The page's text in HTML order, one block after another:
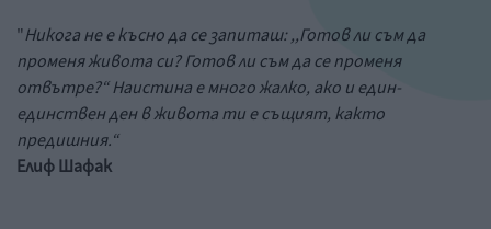
"Никога не е късно да се запиташ: ,,Готов ли съм да
променя живота си? Готов ли съм да се променя
отвътре?“ Наистина е много жалко, ако и един-
единствен ден в живота ти е същият, както
предишния.“
Елиф Шафак